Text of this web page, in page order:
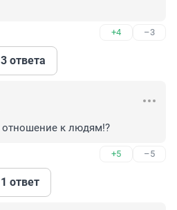
+4 –3
ответа
отношение к людям!?
+5 –5
ответ